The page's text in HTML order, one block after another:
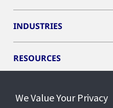
INDUSTRIES
RESOURCES
We Value Your Privacy